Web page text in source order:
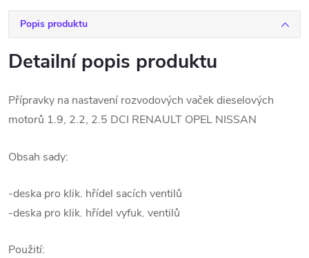
Popis produktu
Detailní popis produktu
Přípravky na nastavení rozvodových vaček dieselových
motorů 1.9, 2.2, 2.5 DCI RENAULT OPEL NISSAN
Obsah sady:
-deska pro klik. hřídel sacích ventilů
-deska pro klik. hřídel vyfuk. ventilů
Použití: